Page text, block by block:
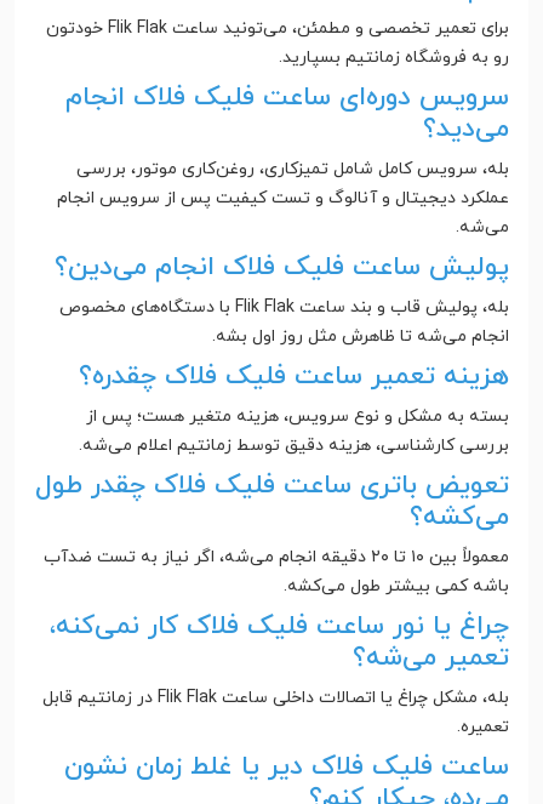
برای تعمیر تخصصی و مطمئن، می‌تونید ساعت Flik Flak خودتون
رو به فروشگاه زمانتیم بسپارید.
سرویس دوره‌ای ساعت فلیک فلاک انجام
می‌دید؟
بله، سرویس کامل شامل تمیزکاری، روغن‌کاری موتور، بررسی
عملکرد دیجیتال و آنالوگ و تست کیفیت پس از سرویس انجام
می‌شه.
پولیش ساعت فلیک فلاک انجام می‌دین؟
بله، پولیش قاب و بند ساعت Flik Flak با دستگاه‌های مخصوص
انجام می‌شه تا ظاهرش مثل روز اول بشه.
هزینه تعمیر ساعت فلیک فلاک چقدره؟
بسته به مشکل و نوع سرویس، هزینه متغیر هست؛ پس از
بررسی کارشناسی، هزینه دقیق توسط زمانتیم اعلام می‌شه.
تعویض باتری ساعت فلیک فلاک چقدر طول
می‌کشه؟
معمولاً بین ۱۰ تا ۲۰ دقیقه انجام می‌شه، اگر نیاز به تست ضدآب
باشه کمی بیشتر طول می‌کشه.
چراغ یا نور ساعت فلیک فلاک کار نمی‌کنه،
تعمیر می‌شه؟
بله، مشکل چراغ یا اتصالات داخلی ساعت Flik Flak در زمانتیم قابل
تعمیره.
ساعت فلیک فلاک دیر یا غلط زمان نشون